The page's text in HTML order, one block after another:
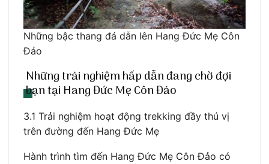
Những bậc thang đá dẫn lên Hang Đức Mẹ Côn
Đảo
Những trải nghiệm hấp dẫn đang chờ đợi
bạn tại Hang Đức Mẹ Côn Đảo
3.1 Trải nghiệm hoạt động trekking đầy thú vị
trên đường đến Hang Đức Mẹ
Hành trình tìm đến Hang Đức Mẹ Côn Đảo có